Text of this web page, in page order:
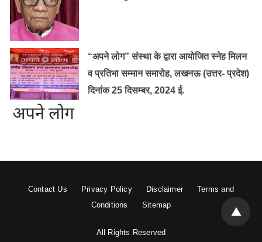
“अपने लोग” संस्था के द्वारा आयोजित स्नेह मिलन
व प्रतिभा सम्मान समारोह, लखनऊ (उत्तर- प्रदेश)
दिनांक 25 दिसम्बर, 2024 ई.
Contact Us Privacy Policy Disclaimer
Terms and
Conditions
Sitemap
All Rights Reserved